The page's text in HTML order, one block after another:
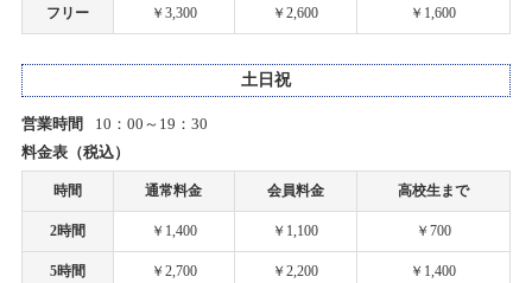
2021/08/04
PCR検査陽性者発生のお知らせ
2021/02/24
ホビーショップタムタム岡山店開店のお知らせ
2021/02/02
ホビーショップタムタム金沢店開店のお知らせ
2026/02/07(土)～2026/04/05(日)
カテゴリ：プラモデル
ありがとう50周年 創業50周年感謝祭開催のお知らせ
2026/01/17(土)～2026/02/16(月)
カテゴリ：キャンペーン
フリー ￥3,300 ￥2,600 ￥1,600
土日祝
営業時間
10：00～19：30
料金表（税込）
時間 通常料金 会員料金 高校生まで
2時間 ￥1,400 ￥1,100 ￥700
5時間 ￥2,700 ￥2,200 ￥1,400